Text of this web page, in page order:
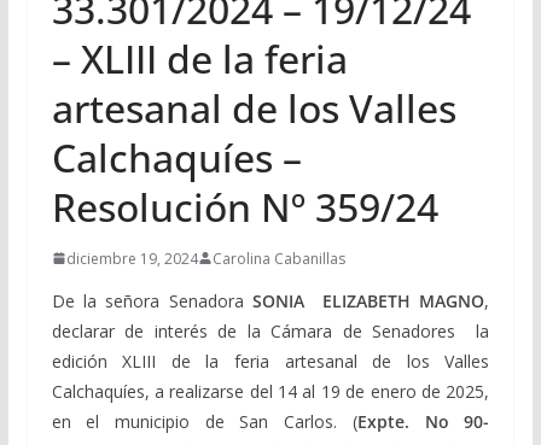
– XLIII de la feria
artesanal de los Valles
Calchaquíes –
Resolución Nº 359/24
diciembre 19, 2024 Carolina Cabanillas
De la señora SenadoraSONIA ELIZABETH MAGNO,
declarar de interés de la Cámara de Senadores la
edición XLIII de la feria artesanal de los Valles
Calchaquíes, a realizarse del 14 al 19 de enero de 2025,
en el municipio de San Carlos. (Expte. No 90-